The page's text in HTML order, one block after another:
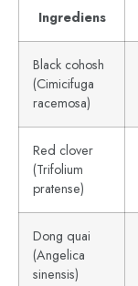
Ingrediens
Black cohosh
(Cimicifuga
racemosa)
Red clover
(Trifolium
pratense)
Dong quai
(Angelica
sinensis)